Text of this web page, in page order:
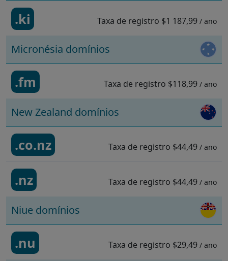
.ki Taxa de registro $1 187,99 / ano
Micronésia domínios
.fm Taxa de registro $118,99 / ano
New Zealand domínios
.co.nz Taxa de registro $44,49 / ano
.nz Taxa de registro $44,49 / ano
Niue domínios
.nu Taxa de registro $29,49 / ano